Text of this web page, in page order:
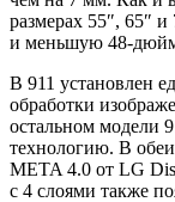
размерах 55″, 65″
и меньшую 48-
В 911 установлен
обработки
остальном модели
технологию. В
META 4.0 от LG
с 4 слоями также